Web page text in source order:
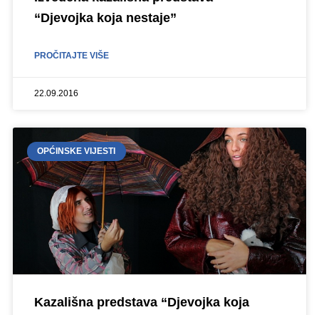
“Djevojka koja nestaje”
PROČITAJTE VIŠE
22.09.2016
OPĆINSKE VIJESTI
Kazališna predstava “Djevojka koja